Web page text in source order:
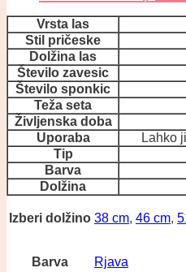
Vrsta las
Stil pričeske
Dolžina las
Število zavesic
Število sponkic
Teža seta
Življenska doba
Uporaba
Lahko
Tip
Barva
Dolžina
Izberi dolžino 38 cm, 46 cm,
Barva Rjava